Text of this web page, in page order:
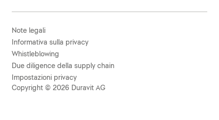
Note legali
Informativa sulla privacy
Whistleblowing
Due diligence della supply chain
Impostazioni privacy
Copyright © 2026 Duravit AG